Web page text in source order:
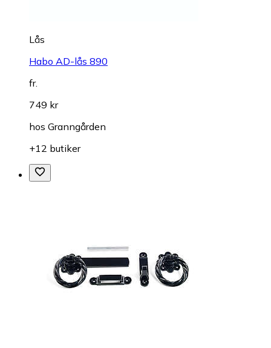
Lås
Habo AD-lås 890
fr.
749 kr
hos Granngården
+12 butiker